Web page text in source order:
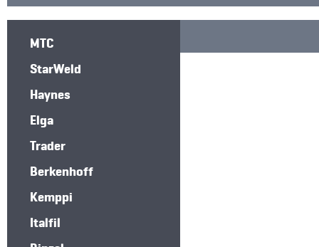
MTC
StarWeld
Haynes
Elga
Trader
Berkenhoff
Kemppi
Italfil